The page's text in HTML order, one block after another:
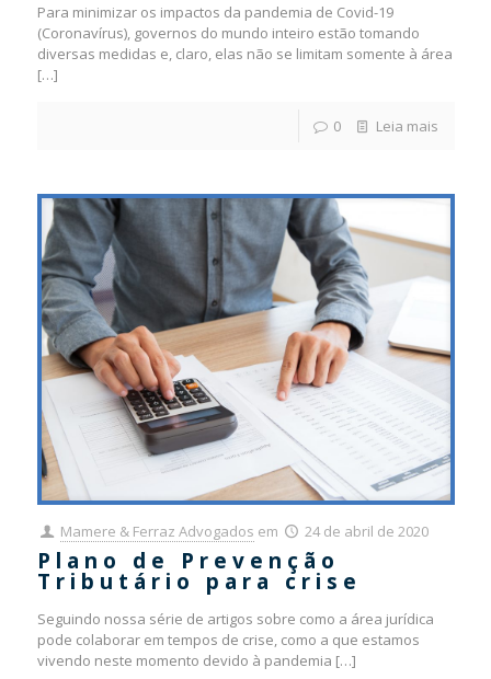
Para minimizar os impactos da pandemia de Covid-19
(Coronavírus), governos do mundo inteiro estão tomando
diversas medidas e, claro, elas não se limitam somente à área
[…]
0 Leia mais
Mamere & Ferraz Advogados em 24 de abril de 2020
Plano de Prevenção
Tributário para crise
Seguindo nossa série de artigos sobre como a área jurídica
pode colaborar em tempos de crise, como a que estamos
vivendo neste momento devido à pandemia […]